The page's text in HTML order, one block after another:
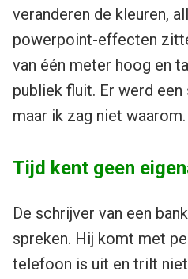
veranderen de kleuren,
powerpoint-effecten
van één meter hoog en
publiek fluit. Er werd
maar ik zag niet waarom.
Tijd kent geen
De schrijver van een
spreken. Hij komt met
telefoon is uit en trilt